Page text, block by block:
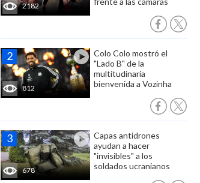
2182
812
Colo Colo mostró el
"Lado B" de la
multitudinaria
bienvenida a Vozinha
678
Capas antidrones
ayudan a hacer
"invisibles" a los
soldados ucranianos